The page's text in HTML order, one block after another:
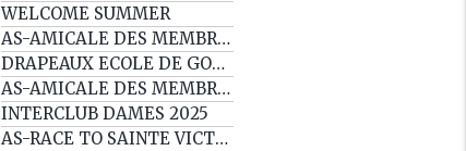
WELCOME SUMMER
AS-AMICALE DES MEMBRES
DRAPEAUX ECOLE DE GOLF
AS-AMICALE DES MEMBRES
INTERCLUB DAMES 2025
AS-RACE TO SAINTE VICTOIRE EP5 / SWC